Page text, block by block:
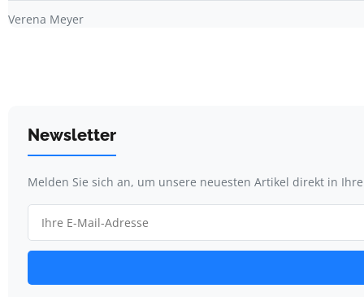
Verena Meyer
Newsletter
Melden Sie sich an, um unsere neuesten Artikel direkt in